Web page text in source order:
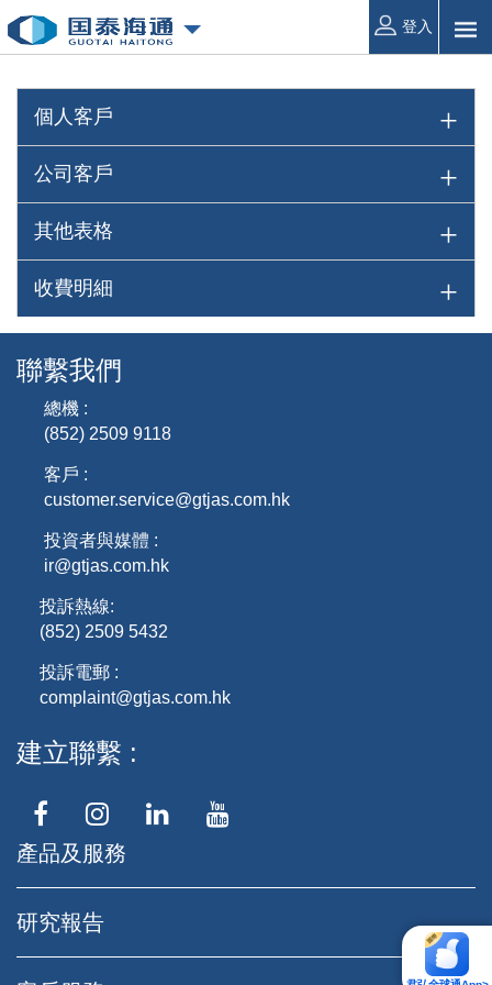
登入
個人客戶
公司客戶
其他表格
收費明細
聯繫我們
總機 :
(852) 2509 9118
客戶 :
customer.service@gtjas.com.hk
投資者與媒體 :
ir@gtjas.com.hk
投訴熱線:
(852) 2509 5432
投訴電郵 :
complaint@gtjas.com.hk
建立聯繫
產品及服務
研究報告